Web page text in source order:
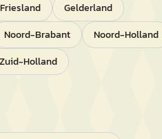
Friesland
Gelderland
Noord-Brabant
Noord-Holland
Zuid-Holland